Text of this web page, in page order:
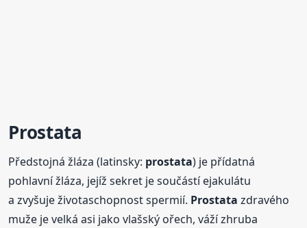
Prostata
Předstojná žláza (latinsky: prostata) je přídatná
pohlavní žláza, jejíž sekret je součástí ejakulátu
a zvyšuje životaschopnost spermií. Prostata zdravého
muže je velká asi jako vlašský ořech, váží zhruba